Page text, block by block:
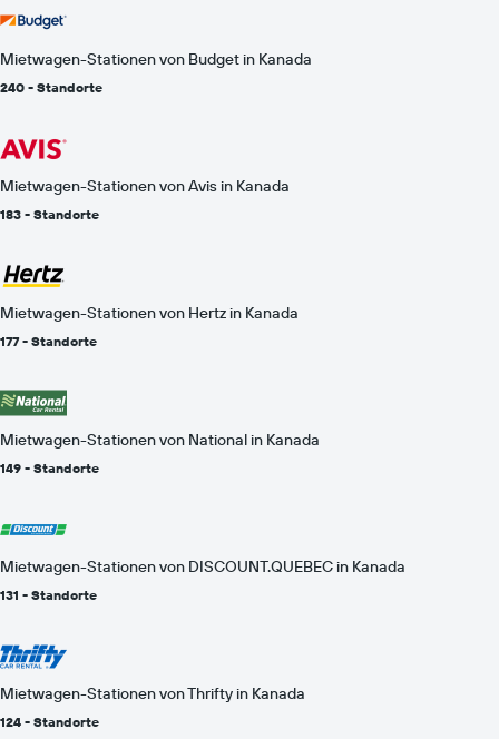
Mietwagen-Stationen von Budget in Kanada
240 - Standorte
Mietwagen-Stationen von Avis in Kanada
183 - Standorte
Mietwagen-Stationen von Hertz in Kanada
177 - Standorte
Mietwagen-Stationen von National in Kanada
149 - Standorte
Mietwagen-Stationen von DISCOUNT.QUEBEC in Kanada
131 - Standorte
Mietwagen-Stationen von Thrifty in Kanada
124 - Standorte